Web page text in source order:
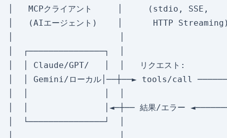
│   MCPクライアント     │     (stdio, SSE,
│   (AIエージェント)    │      HTTP
│  ┌───────────────┐  │
│  │ Claude/GPT/   │  │   リクエスト:
│  │ Gemini/ローカル│──┼──► tools/call
│  │               │◄─┼── 結果/エラー
│  └───────────────┘  │